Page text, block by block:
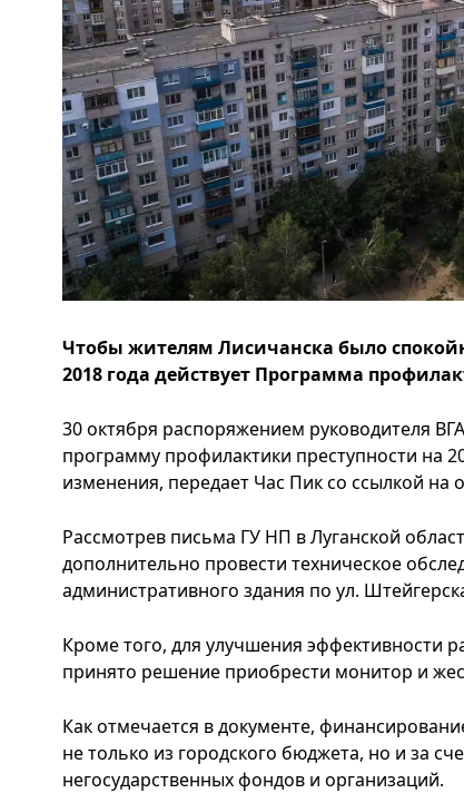
Чтобы жителям Лисичанска было
2018 года действует Программа
30 октября распоряжением руководителя
программу профилактики преступности на
изменения, передает Час Пик со ссылкой
Рассмотрев письма ГУ НП в Луганской
дополнительно провести техническое
административного здания по ул.
Кроме того, для улучшения эффективности
принято решение приобрести монитор и
Как отмечается в документе,
не только из городского бюджета, но и за
негосударственных фондов и организаций.